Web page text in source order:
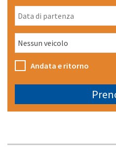
Andata e ritorno